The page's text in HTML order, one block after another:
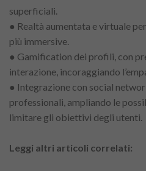
superficiali.
● Realtà aumentata e virtuale
più immersive.
● Gamification dei profili, con
interazione, incoraggiando
● Integrazione con social
professionali, ampliando le
limitare gli obiettivi degli utenti.
Leggi altri articoli correlati: